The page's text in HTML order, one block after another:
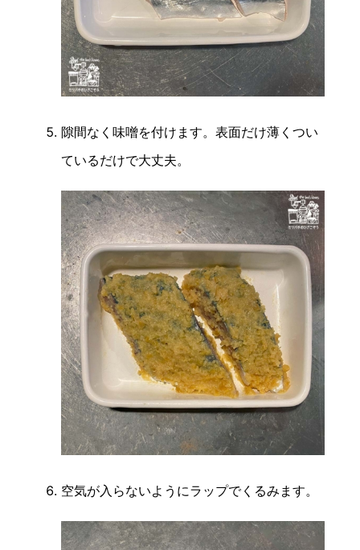
隙間なく味噌を付けます。表面だけ薄くつい
ているだけで大丈夫。
空気が入らないようにラップでくるみます。